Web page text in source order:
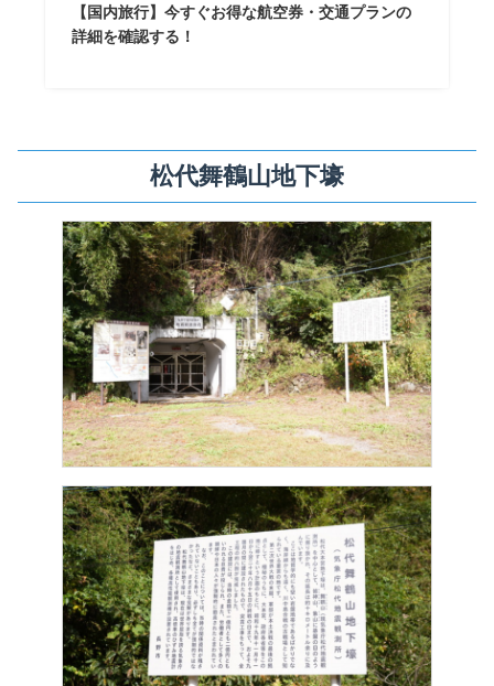
【国内旅行】今すぐお得な航空券・交通プランの
詳細を確認する！
松代舞鶴山地下壕